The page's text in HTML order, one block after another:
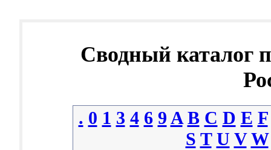
Сводный каталог
. 0 1 3 4 6 9 A B C D E F
S T U V W